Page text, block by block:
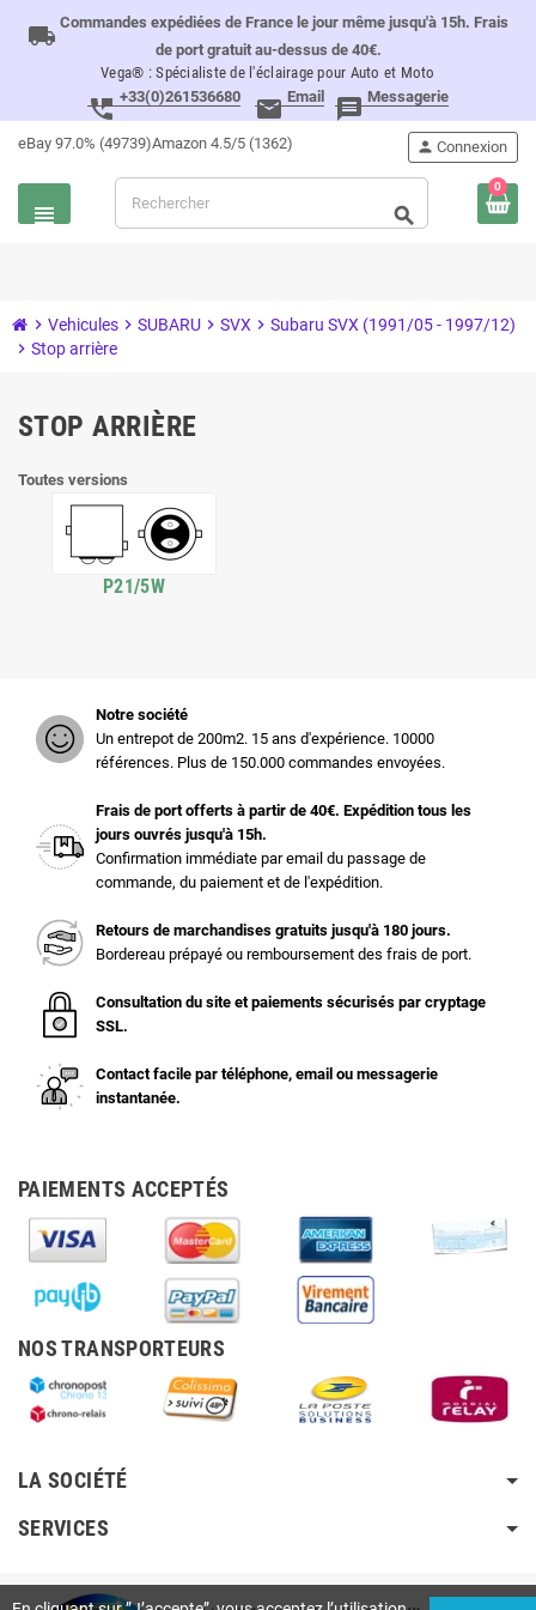
local_shipping Commandes expédiées de France le jour même jusqu'à 15h. Frais
de port gratuit au-dessus de 40€.
Vega® : Spécialiste de l'éclairage pour Auto et Moto
perm_phone_msg +33(0)261536680 email Email message Messagerie
eBay 97.0% (49739)Amazon 4.5/5 (1362)
view_headline
person Connexion
search
0
chevron_right Vehicules chevron_right SUBARU chevron_right SVX chevron_right Subaru SVX (1991/05 - 1997/12)
chevron_right Stop arrière
STOP ARRIÈRE
Toutes versions
P21/5W
Notre société
Un entrepot de 200m2. 15 ans d'expérience. 10000
références. Plus de 150.000 commandes envoyées.
Frais de port offerts à partir de 40€. Expédition tous les
jours ouvrés jusqu'à 15h.
Confirmation immédiate par email du passage de
commande, du paiement et de l'expédition.
Retours de marchandises gratuits jusqu'à 180 jours.
Bordereau prépayé ou remboursement des frais de port.
Consultation du site et paiements sécurisés par cryptage
SSL.
Contact facile par téléphone, email ou messagerie
instantanée.
PAIEMENTS ACCEPTÉS
NOS TRANSPORTEURS
LA SOCIÉTÉ
SERVICES